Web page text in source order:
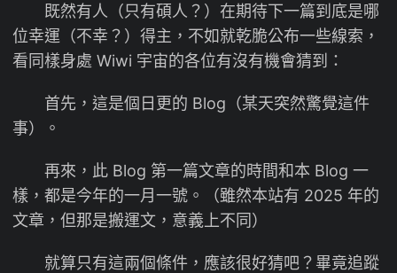
既然有人（只有碩人？）在期待下一篇到底是哪
位幸運（不幸？）得主，不如就乾脆公布一些線索，
看同樣身處 Wiwi 宇宙的各位有沒有機會猜到：
首先，這是個日更的 Blog（某天突然驚覺這件
事）。
再來，此 Blog 第一篇文章的時間和本 Blog 一
樣，都是今年的一月一號。（雖然本站有 2025 年的
文章，但那是搬運文，意義上不同）
就算只有這兩個條件，應該很好猜吧？畢竟追蹤